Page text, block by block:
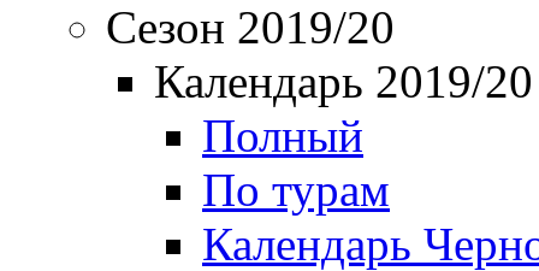
Сезон 2019/20
Календарь 2019/20
Полный
По турам
Календарь